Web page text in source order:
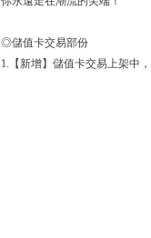
◎儲值卡交易部份
1.【新增】儲值卡交易上架中